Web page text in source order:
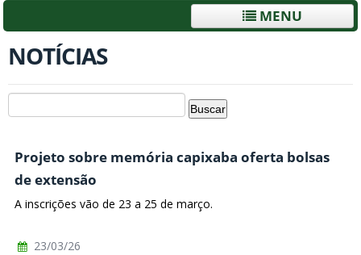
MENU
NOTÍCIAS
Projeto sobre memória capixaba oferta bolsas
de extensão
A inscrições vão de 23 a 25 de março.
23/03/26